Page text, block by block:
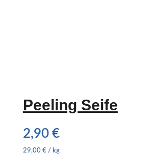
Peeling Seife
2,90 €
29,00 €/ kg